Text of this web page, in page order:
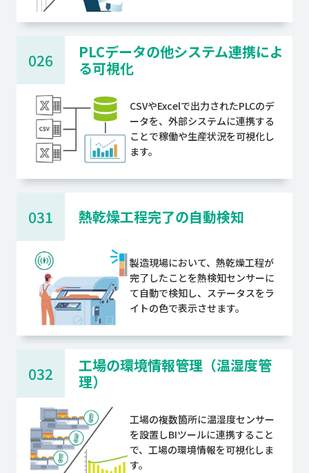
026
PLCデータの他システム連携によ
る可視化
CSVやExcelで出力されたPLCのデ
ータを、外部システムに連携する
ことで稼働や生産状況を可視化し
ます。
031 熱乾燥工程完了の自動検知
製造現場において、熱乾燥工程が
完了したことを熱検知センサーに
て自動で検知し、ステータスをラ
イトの色で表示させます。
032
工場の環境情報管理（温湿度管
理）
工場の複数箇所に温湿度センサー
を設置しBIツールに連携すること
で、工場の環境情報を可視化しま
す。